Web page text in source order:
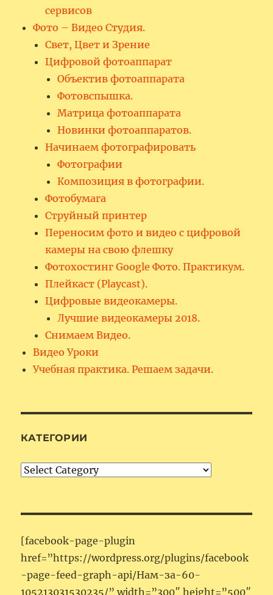
сервисов
Фото – Видео Студия.
Свет, Цвет и Зрение
Цифровой фотоаппарат
Объектив фотоаппарата
Фотовспышка.
Матрица фотоаппарата
Новинки фотоаппаратов.
Начинаем фотографировать
Фотографии
Композиция в фотографии.
Фотобумага
Струйный принтер
Переносим фото и видео с цифровой
камеры на свою флешку
Фотохостинг Google Фото. Практикум.
Плейкаст (Playcast).
Цифровые видеокамеры.
Лучшие видеокамеры 2018.
Снимаем Видео.
Видео Уроки
Учебная практика. Решаем задачи.
КАТЕГОРИИ
Категории
[facebook-page-plugin
href=”https://wordpress.org/plugins/facebook
-page-feed-graph-api/Нам-за-60-
105213031530235/” width=”300″ height=”500″